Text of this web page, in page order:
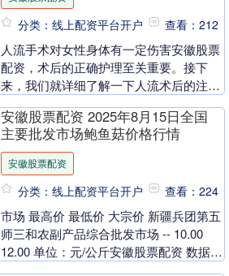
分类：线上配资平台开户 查看：212
人流手术对女性身体有一定伤害安徽股票
配资，术后的正确护理至关重要。接下
来，我们就详细了解一下人流术后的注意
弱，需要充足休息....
安徽股票配资 2025年8月15日全国
主要批发市场鲍鱼菇价格行情
安徽股票配资
分类：线上配资平台开户 查看：224
市场 最高价 最低价 大宗价 新疆兵团第五
师三和农副产品综合批发市场 -- 10.00
12.00 单位：元/公斤安徽股票配资 数据来